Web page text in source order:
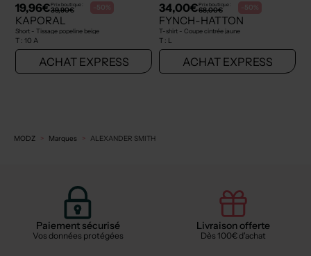
19,96€Prix boutique :
39,90€ -50%
KAPORAL
Short - Tissage popeline beige
T : 10 A
ACHAT EXPRESS
34,00€Prix boutique :
68,00€ -50%
FYNCH-HATTON
T-shirt - Coupe cintrée jaune
T : L
ACHAT EXPRESS
MODZ Marques ALEXANDER SMITH
Paiement sécurisé
Vos données protégées
Livraison offerte
Dès 100€ d'achat